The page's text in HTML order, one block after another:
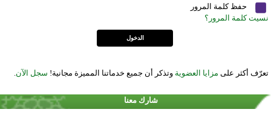
حفظ كلمة المرور
نسيت كلمة المرور؟
تعرّف أكثر على مزايا العضوية وتذكر أن جميع خدماتنا المميزة مجانية! سجل الآن
شارك معنا